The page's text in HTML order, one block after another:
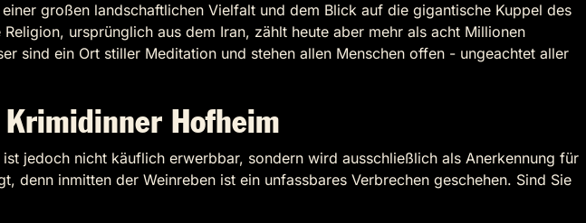
großen landschaftlichen Vielfalt und dem Blick auf die gigantische Kuppel des
ursprünglich aus dem Iran, zählt heute aber mehr als acht Millionen
sind ein Ort stiller Meditation und stehen allen Menschen offen - ungeachtet aller
Krimidinner Hofheim
jedoch nicht käuflich erwerbbar, sondern wird ausschließlich als Anerkennung für
inmitten der Weinreben ist ein unfassbares Verbrechen geschehen. Sind Sie